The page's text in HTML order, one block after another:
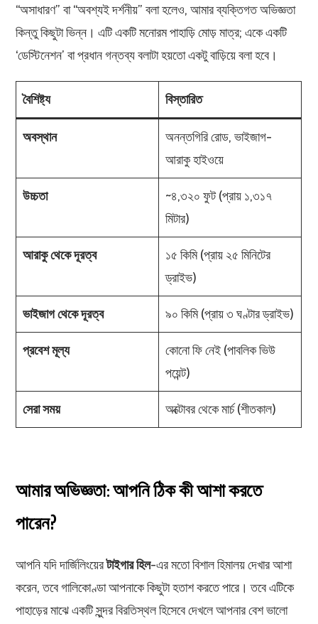
“অসাধারণ” বা “অবশ্যই দর্শনীয়” বলা হলেও, আমার ব্যক্তিগত অভিজ্ঞতা
কিন্তু কিছুটা ভিন্ন। এটি একটি মনোরম পাহাড়ি মোড় মাত্র; একে একটি
‘ডেস্টিনেশন’ বা প্রধান গন্তব্য বলাটা হয়তো একটু বাড়িয়ে বলা হবে।
বৈশিষ্ট্য বিস্তারিত
অবস্থান
অনন্তগিরি রোড, ভাইজাগ-
আরাকু হাইওয়ে
উচ্চতা
~৪,৩২০ ফুট (প্রায় ১,৩১৭
মিটার)
আরাকু থেকে দূরত্ব
১৫ কিমি (প্রায় ২৫ মিনিটের
ড্রাইভ)
ভাইজাগ থেকে দূরত্ব ৯০ কিমি (প্রায় ৩ ঘণ্টার ড্রাইভ)
প্রবেশ মূল্য
কোনো ফি নেই (পাবলিক ভিউ
পয়েন্ট)
সেরা সময় অক্টোবর থেকে মার্চ (শীতকাল)
আমার অভিজ্ঞতা: আপনি ঠিক কী আশা করতে
পারেন?
আপনি যদি দার্জিলিংয়েরটাইগার হিল-এর মতো বিশাল হিমালয় দেখার আশা
করেন, তবে গালিকোণ্ডা আপনাকে কিছুটা হতাশ করতে পারে। তবে এটিকে
পাহাড়ের মাঝে একটি সুন্দর বিরতিস্থল হিসেবে দেখলে আপনার বেশ ভালো